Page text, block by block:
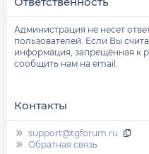
Администрация не несет
пользователей. Если Вы
информация, запрещённая к
сообщить нам на email.
Контакты
support@tgforum.ru
Обратная связь